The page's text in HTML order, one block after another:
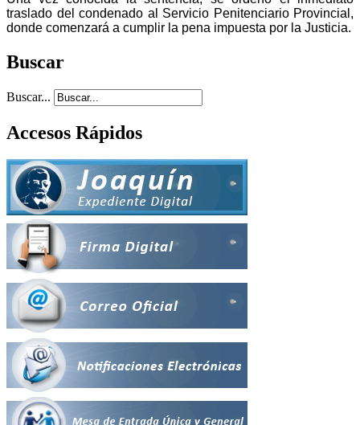
traslado del condenado al Servicio Penitenciario Provincial,
donde comenzará a cumplir la pena impuesta por la Justicia.
Buscar
Buscar...
Accesos Rápidos